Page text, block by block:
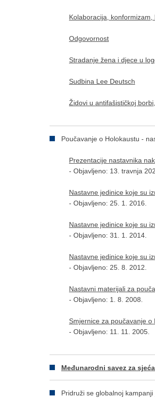
Kolaboracija,
Odgovornost
Stradanje žena i djece u
Sudbina Lee Deutsch
Židovi u antifašističkoj
Poučavanje o Holokaustu -
Prezentacije nastavnika
- Objavljeno: 13. travnja
Nastavne jedinice koje su
- Objavljeno: 25. 1. 2016.
Nastavne jedinice koje su
- Objavljeno: 31. 1. 2014.
Nastavne jedinice koje su
- Objavljeno: 25. 8. 2012.
Nastavni materijali za
- Objavljeno: 1. 8. 2008.
Smjernice za poučavanje o
- Objavljeno: 11. 11. 2005.
Međunarodni savez za
Pridruži se globalnoj kampanji